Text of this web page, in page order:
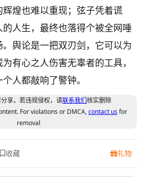
煌也难以重现；弦子凭着谎
人生，最终也落得个被全网唾
舆论是一把双刃剑，它可以为
有心之人伤害无辜者的工具，
人都敲响了警钟。
享，若违规侵权，请联系我们核实删除
For violations or DMCA,contact usfor
removal
收藏 礼物